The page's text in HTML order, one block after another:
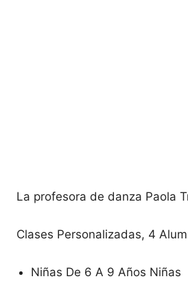
La profesora de danza Paola
Clases Personalizadas, 4
Niñas De 6 A 9 Años Niñas